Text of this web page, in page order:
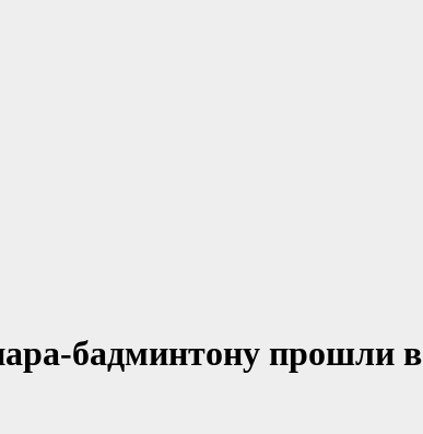
бадминтону прошли в